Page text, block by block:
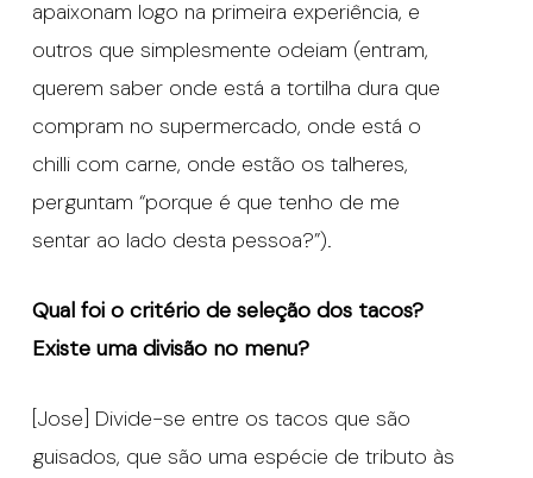
apaixonam logo na primeira experiência, e
outros que simplesmente odeiam (entram,
querem saber onde está a tortilha dura que
compram no supermercado, onde está o
chilli com carne, onde estão os talheres,
perguntam “porque é que tenho de me
sentar ao lado desta pessoa?”).
Qual foi o critério de seleção dos tacos?
Existe uma divisão no menu?
[Jose] Divide-se entre os tacos que são
guisados, que são uma espécie de tributo às